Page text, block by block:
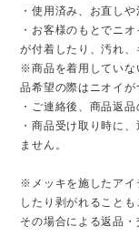
・使用済み、お直し
・お客様のもとでニ
が付着したり、汚れ
※商品を着用していな
品希望の際はニオイが
・ご連絡後、商品返
・商品受け取り時に
ません。
※メッキを施したアイ
したり剥がれることも
その場合による返品・